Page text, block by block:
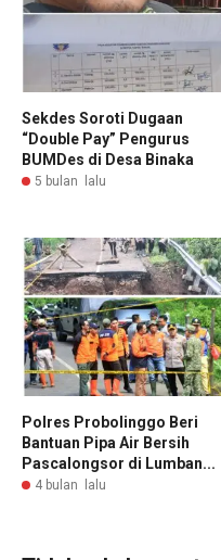
Sekdes Soroti Dugaan
“Double Pay” Pengurus
BUMDes di Desa Binaka
5 bulan lalu
Polres Probolinggo Beri
Bantuan Pipa Air Bersih
Pascalongsor di Lumban...
4 bulan lalu